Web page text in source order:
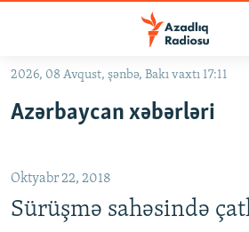
Əsas
qayıt
qayıt
Axtarışa
#ƏSLINDƏ
FƏRQƏ BAX
2026, 08 Avqust, şənbə, Bakı vaxtı 17:11
Azərbaycan xəbərləri
Oktyabr 22, 2018
Sürüşmə sahəsində